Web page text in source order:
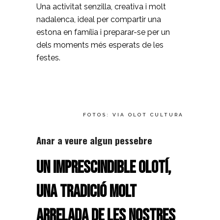
Una activitat senzilla, creativa i molt
nadalenca, ideal per compartir una
estona en família i preparar-se per un
dels moments més esperats de les
festes.
FOTOS: VIA OLOT CULTURA
Anar a veure algun pessebre
Un imprescindible olotí,
una tradició molt